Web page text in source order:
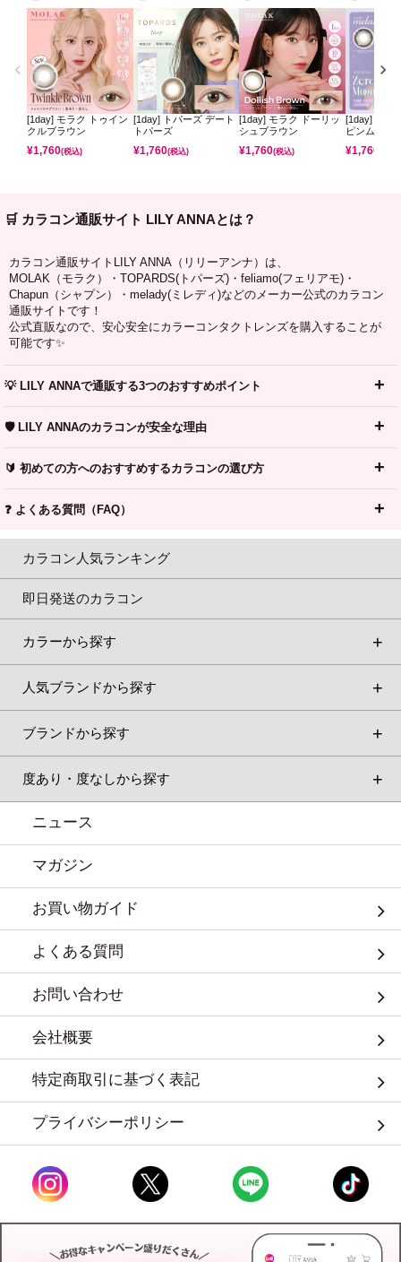
[1day] モラク トゥイン
クルブラウン
¥1,760(税込)
[1day] トパーズ デート
トパーズ
¥1,760(税込)
[1day] モラク ドーリッ
シュブラウン
¥1,760(税込)
[1day] ミレ
ピンムーン
¥1,760
🛒 カラコン通販サイト LILY ANNAとは？
カラコン通販サイトLILY ANNA（リリーアンナ）は、
MOLAK（モラク）・TOPARDS(トパーズ)・feliamo(フェリアモ)・
Chapun（シャプン）・melady(ミレディ)などのメーカー公式のカラコン
通販サイトです！
公式直販なので、安心安全にカラーコンタクトレンズを購入することが
可能です✨
💡 LILY ANNAで通販する3つのおすすめポイント
🛡️ LILY ANNAのカラコンが安全な理由
🔰 初めての方へのおすすめするカラコンの選び方
❓ よくある質問（FAQ）
カラコン人気ランキング
即日発送のカラコン
カラーから探す
人気ブランドから探す
ブランドから探す
度あり・度なしから探す
ニュース
マガジン
お買い物ガイド
よくある質問
お問い合わせ
会社概要
特定商取引に基づく表記
プライバシーポリシー